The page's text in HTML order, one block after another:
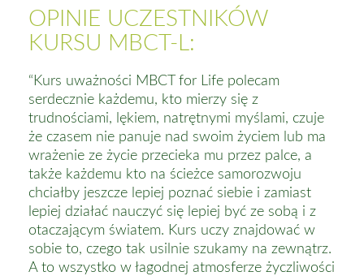
OPINIE UCZESTNIKÓW
KURSU MBCT-L:
“Kurs uważności MBCT for Life polecam
serdecznie każdemu, kto mierzy się z
trudnościami, lękiem, natrętnymi myślami, czuje
że czasem nie panuje nad swoim życiem lub ma
wrażenie ze życie przecieka mu przez palce, a
także każdemu kto na ścieżce samorozwoju
chciałby jeszcze lepiej poznać siebie i zamiast
lepiej działać nauczyć się lepiej być ze sobą i z
otaczającym światem. Kurs uczy znajdować w
sobie to, czego tak usilnie szukamy na zewnątrz.
A to wszystko w łagodnej atmosferze życzliwości